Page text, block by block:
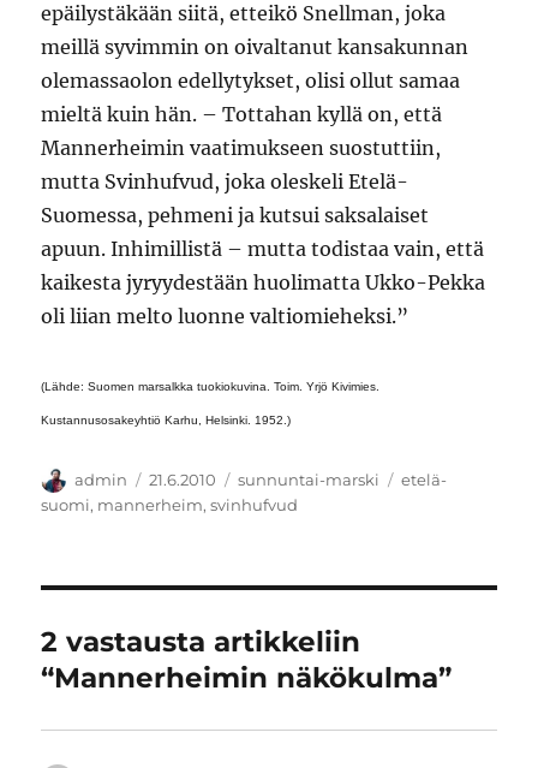
epäilystäkään siitä, etteikö Snellman, joka
meillä syvimmin on oivaltanut kansakunnan
olemassaolon edellytykset, olisi ollut samaa
mieltä kuin hän. – Tottahan kyllä on, että
Mannerheimin vaatimukseen suostuttiin,
mutta Svinhufvud, joka oleskeli Etelä-
Suomessa, pehmeni ja kutsui saksalaiset
apuun. Inhimillistä – mutta todistaa vain, että
kaikesta jyryydestään huolimatta Ukko-Pekka
oli liian melto luonne valtiomieheksi.”
(Lähde: Suomen marsalkka tuokiokuvina. Toim. Yrjö Kivimies.
Kustannusosakeyhtiö Karhu, Helsinki. 1952.)
Kirjoittaja
admin Julkaistu
21.6.2010 Kategoriat
sunnuntai-marski Avainsanat
etelä-
suomi, mannerheim,svinhufvud
2 vastausta artikkeliin
“Mannerheimin näkökulma”